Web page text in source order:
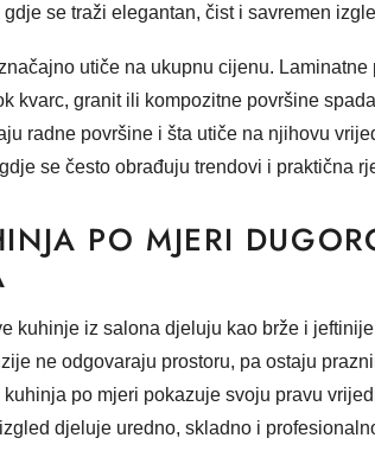
se traži elegantan, čist i savremen
utiče na ukupnu cijenu.
kvarc, granit ili kompozitne površine
radne površine i šta utiče na njihovu
se često obrađuju trendovi i praktična
PO MJERI
kuhinje iz salona djeluju kao brže i
ne odgovaraju prostoru, pa ostaju
po mjeri pokazuje svoju pravu
djeluje uredno, skladno i